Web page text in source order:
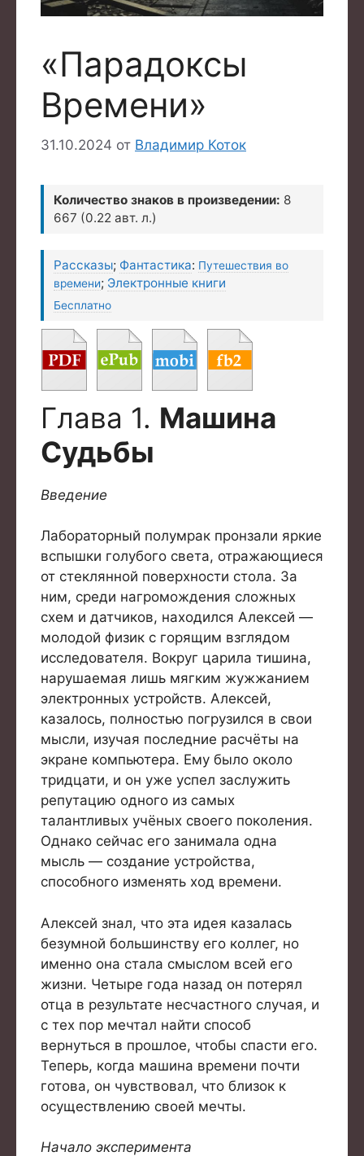
«Парадоксы
Времени»
31.10.2024 от Владимир Коток
Количество знаков в произведении: 8
667 (0.22 авт. л.)
Рассказы; Фантастика: Путешествия во
времени; Электронные книги
Бесплатно
Глава 1. Машина
Судьбы
Введение
Лабораторный полумрак пронзали яркие
вспышки голубого света, отражающиеся
от стеклянной поверхности стола. За
ним, среди нагромождения сложных
схем и датчиков, находился Алексей —
молодой физик с горящим взглядом
исследователя. Вокруг царила тишина,
нарушаемая лишь мягким жужжанием
электронных устройств. Алексей,
казалось, полностью погрузился в свои
мысли, изучая последние расчёты на
экране компьютера. Ему было около
тридцати, и он уже успел заслужить
репутацию одного из самых
талантливых учёных своего поколения.
Однако сейчас его занимала одна
мысль — создание устройства,
способного изменять ход времени.
Алексей знал, что эта идея казалась
безумной большинству его коллег, но
именно она стала смыслом всей его
жизни. Четыре года назад он потерял
отца в результате несчастного случая, и
с тех пор мечтал найти способ
вернуться в прошлое, чтобы спасти его.
Теперь, когда машина времени почти
готова, он чувствовал, что близок к
осуществлению своей мечты.
Начало эксперимента